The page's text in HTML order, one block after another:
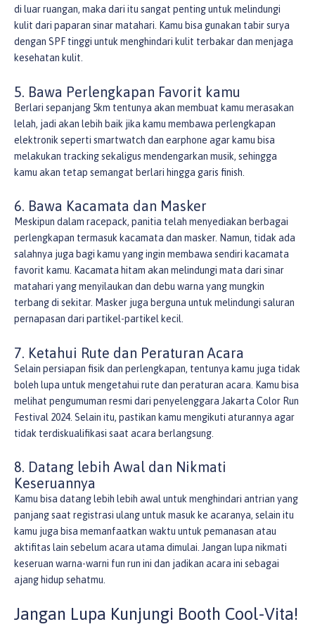
di luar ruangan, maka dari itu sangat penting untuk melindungi
kulit dari paparan sinar matahari. Kamu bisa gunakan tabir surya
dengan SPF tinggi untuk menghindari kulit terbakar dan menjaga
kesehatan kulit.
5. Bawa Perlengkapan Favorit kamu
Berlari sepanjang 5km tentunya akan membuat kamu merasakan
lelah, jadi akan lebih baik jika kamu membawa perlengkapan
elektronik seperti smartwatch dan earphone agar kamu bisa
melakukan tracking sekaligus mendengarkan musik, sehingga
kamu akan tetap semangat berlari hingga garis finish.
6. Bawa Kacamata dan Masker
Meskipun dalam racepack, panitia telah menyediakan berbagai
perlengkapan termasuk kacamata dan masker. Namun, tidak ada
salahnya juga bagi kamu yang ingin membawa sendiri kacamata
favorit kamu. Kacamata hitam akan melindungi mata dari sinar
matahari yang menyilaukan dan debu warna yang mungkin
terbang di sekitar. Masker juga berguna untuk melindungi saluran
pernapasan dari partikel-partikel kecil.
7. Ketahui Rute dan Peraturan Acara
Selain persiapan fisik dan perlengkapan, tentunya kamu juga tidak
boleh lupa untuk mengetahui rute dan peraturan acara. Kamu bisa
melihat pengumuman resmi dari penyelenggara Jakarta Color Run
Festival 2024. Selain itu, pastikan kamu mengikuti aturannya agar
tidak terdiskualifikasi saat acara berlangsung.
8. Datang lebih Awal dan Nikmati
Keseruannya
Kamu bisa datang lebih lebih awal untuk menghindari antrian yang
panjang saat registrasi ulang untuk masuk ke acaranya, selain itu
kamu juga bisa memanfaatkan waktu untuk pemanasan atau
aktifitas lain sebelum acara utama dimulai. Jangan lupa nikmati
keseruan warna-warni fun run ini dan jadikan acara ini sebagai
ajang hidup sehatmu.
Jangan Lupa Kunjungi Booth Cool-Vita!